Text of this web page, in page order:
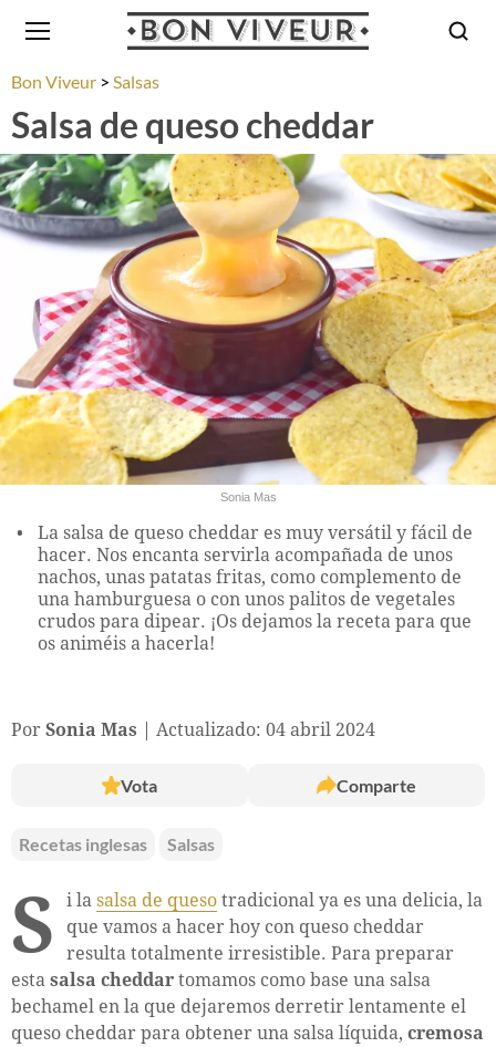
Bon Viveur Salsas
Salsa de queso cheddar
Sonia Mas
La salsa de queso cheddar es muy versátil y fácil de
hacer. Nos encanta servirla acompañada de unos
nachos, unas patatas fritas, como complemento de
una hamburguesa o con unos palitos de vegetales
crudos para dipear. ¡Os dejamos la receta para que
os animéis a hacerla!
Por Sonia Mas Actualizado: 04 abril 2024
Vota Comparte
Recetas inglesas Salsas
S i la salsa de queso tradicional ya es una delicia, la
que vamos a hacer hoy con queso cheddar
resulta totalmente irresistible. Para preparar
esta salsa cheddar tomamos como base una salsa
bechamel en la que dejaremos derretir lentamente el
queso cheddar para obtener una salsa líquida, cremosa